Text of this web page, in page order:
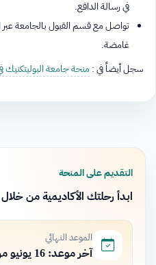
في رسالة الدافع.
تواصل مع قسم القبول بالجامعة عبر
غامضة.
سجل أيضاً في :منحة جامعة البوليتكنيك في
التقديم على المنحة
ابدأ رحلتك الأكاديمية من خلال
الموعد النهائي
آخر موعد: 16 يونيو من كل عام